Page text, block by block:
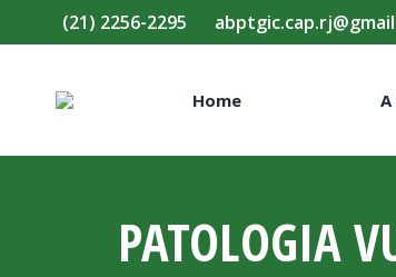
(21) 2256-2295
Home A
PATOLOGIA